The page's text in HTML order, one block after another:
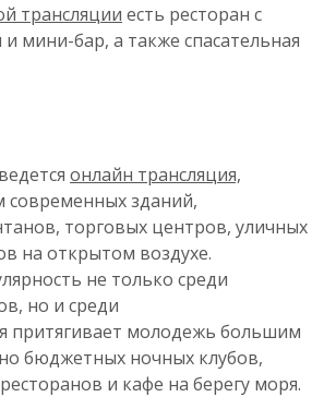
трансляции есть ресторан с
мини-бар, а также спасательная
онлайн трансляция,
современных зданий,
торговых центров, уличных
на открытом воздухе.
не только среди
, но и среди
притягивает молодежь большим
бюджетных ночных клубов,
и кафе на берегу моря.